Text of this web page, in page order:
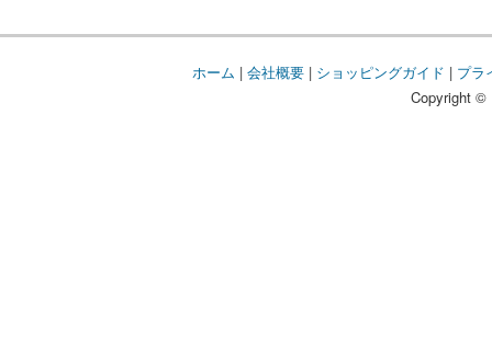
ホーム | 会社概要| ショッピングガイド | プラ
Copyright ©